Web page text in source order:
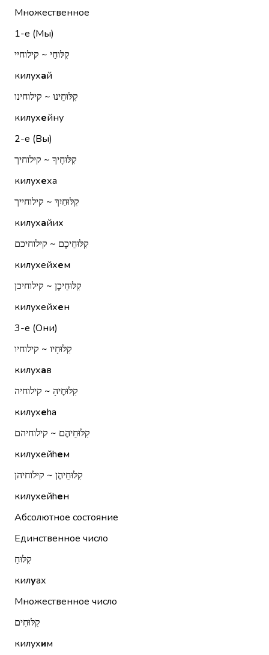
Множественное
1-е (Мы)
קִלּוּחַי ~ קילוחיי
килухай
קִלּוּחֵינוּ ~ קילוחינו
килухейну
2-е (Вы)
קִלּוּחֶיךָ ~ קילוחיך
килухеха
קִלּוּחַיִךְ ~ קילוחייך
килухайих
קִלּוּחֵיכֶם ~ קילוחיכם
килухейхем
קִלּוּחֵיכֶן ~ קילוחיכן
килухейхен
3-е (Они)
קִלּוּחָיו ~ קילוחיו
килухав
קִלּוּחֶיהָ ~ קילוחיה
килухеhа
קִלּוּחֵיהֶם ~ קילוחיהם
килухейhем
קִלּוּחֵיהֶן ~ קילוחיהן
килухейhен
Абсолютное состояние
Единственное число
קִלּוּחַ
килуах
Множественное число
קִלּוּחִים
килухим